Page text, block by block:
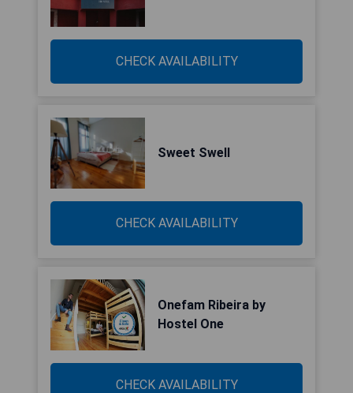
CHECK AVAILABILITY
Sweet Swell
CHECK AVAILABILITY
Onefam Ribeira by
Hostel One
CHECK AVAILABILITY